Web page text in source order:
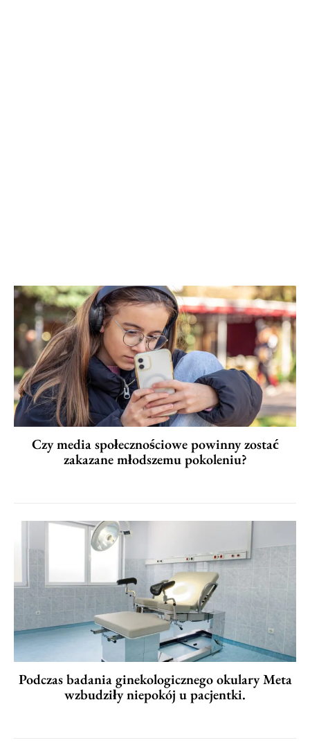
Czy media społecznościowe powinny zostać
zakazane młodszemu pokoleniu?
Podczas badania ginekologicznego okulary Meta
wzbudziły niepokój u pacjentki.